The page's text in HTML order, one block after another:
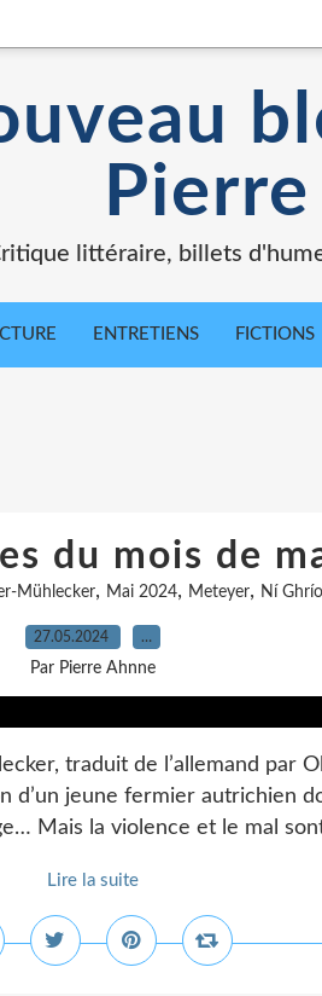
littéraire, billets
ENTRETIENS FICTIONS
du mois de
Mühlecker, Mai 2024, Meteyer, Ní
27.05.2024 …
Par Pierre Ahnne
traduit de l’allemand par
d’un jeune fermier autrichien
Mais la violence et le mal
Lire la suite